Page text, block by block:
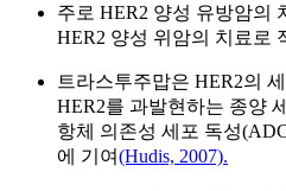
주로 HER2 양성 유방암의
HER2 양성 위암의 치료로
트라스투주맙은 HER2의
HER2를 과발현하는 종양
항체 의존성 세포 독성
에 기여(Hudis, 2007).